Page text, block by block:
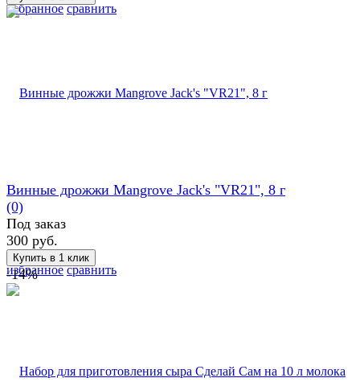
избранное сравнить
избранное сравнить
Винные дрожжи Mangrove Jack's "VR21", 8 г
(0)
Под заказ
300 руб.
-14%